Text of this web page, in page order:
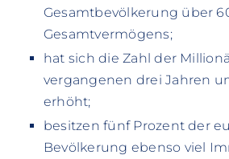
Gesamtbevölkerung über
Gesamtvermögens;
hat sich die Zahl der
vergangenen drei Jahren
erhöht;
besitzen fünf Prozent der
Bevölkerung ebenso viel